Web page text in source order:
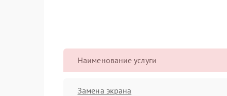
Наименование услуги
Замена экрана